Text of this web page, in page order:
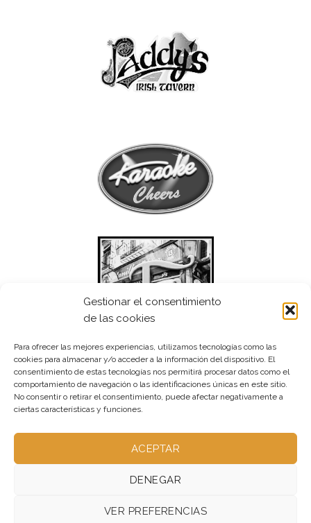
Gestionar el consentimiento
de las cookies
Para ofrecer las mejores experiencias, utilizamos tecnologías como las
cookies para almacenar y/o acceder a la información del dispositivo. El
consentimiento de estas tecnologías nos permitirá procesar datos como el
comportamiento de navegación o las identificaciones únicas en este sitio.
No consentir o retirar el consentimiento, puede afectar negativamente a
ciertas características y funciones.
ACEPTAR
DENEGAR
VER PREFERENCIAS